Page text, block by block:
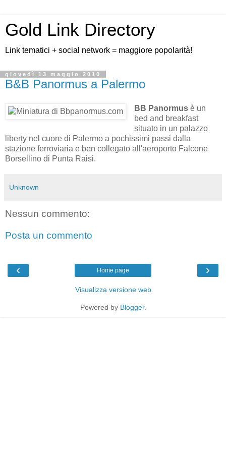
Gold Link Directory
Link tematici + social network = maggiore popolarità!
giovedì 13 maggio 2010
B&B Panormus a Palermo
BB Panormusè un
bed and breakfast
situato in un palazzo
liberty nel cuore di Palermo a pochissimi passi dalla
stazione ferroviaria e ben collegato all'aeroporto Falcone
Borsellino di Punta Raisi.
Unknown
Nessun commento:
Posta un commento
‹ ›
Home page
Visualizza versione web
Powered by Blogger.